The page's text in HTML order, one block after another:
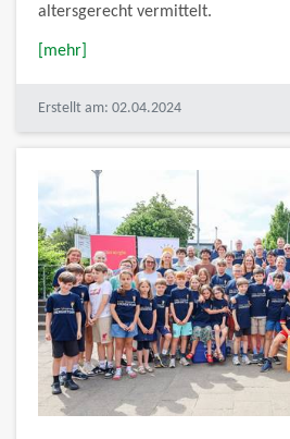
altersgerecht vermittelt.
[mehr]
Erstellt am: 02.04.2024